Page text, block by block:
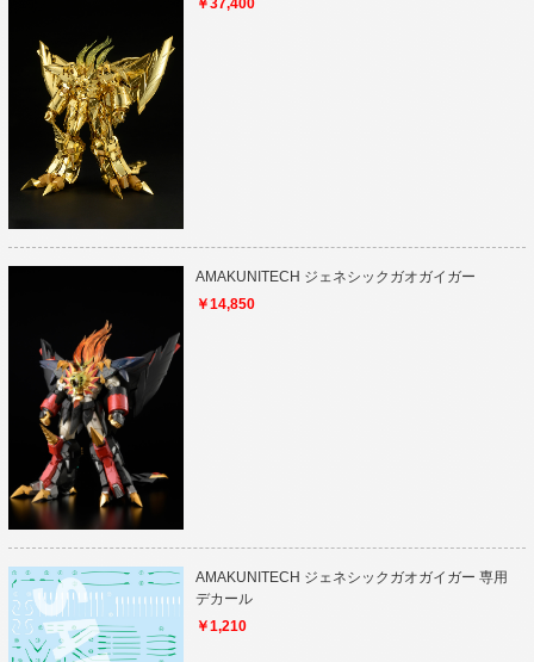
￥37,400
AMAKUNITECH ジェネシックガオガイガー
￥14,850
AMAKUNITECH ジェネシックガオガイガー 専用
デカール
￥1,210